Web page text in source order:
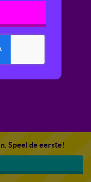
Speel de eerste!